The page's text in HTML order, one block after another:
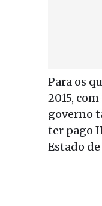
Para os
2015,
governo
ter pago
Estado de